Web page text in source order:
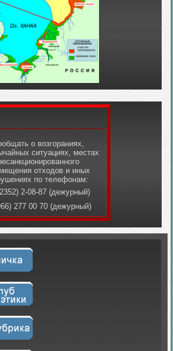
о возгораниях,
ситуациях, местах
отходов и иных
по телефонам:
2-08-87 (дежурный)
277 00 70 (дежурный)